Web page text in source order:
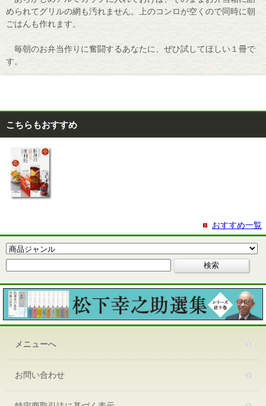
められてグリルの網も汚れません。上のコンロが空くので同時に朝
ごはんも作れます。
毎朝のお弁当作りに奮闘するあなたに、ぜひ試してほしい１冊で
す。
こちらもおすすめ
おすすめ一覧
メニューへ
お問い合わせ